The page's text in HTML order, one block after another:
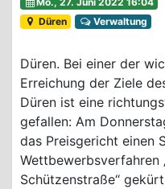
Düren
Verwaltung
Düren. Bei einer der
Erreichung der Ziele
Düren ist eine
gefallen: Am
das Preisgericht einen
Wettbewerbsverfahren
Schützenstraße“